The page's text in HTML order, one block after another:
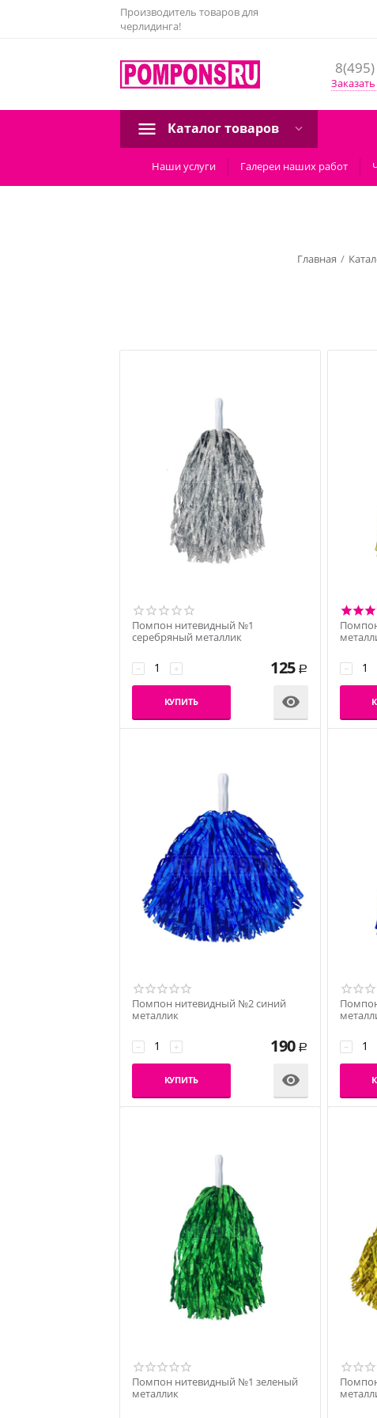
Производитель товаров для
черлидинга!
8(495)
Каталог товаров
Наши услуги Галереи наших работ
Главная /
Помпон нитевидный №1
серебряный металлик
+
− 125 Р
КУПИТЬ 
−
Помпон нитевидный №2 синий
металлик
+
− 190 Р
КУПИТЬ 
−
Помпон нитевидный №1 зеленый
металлик